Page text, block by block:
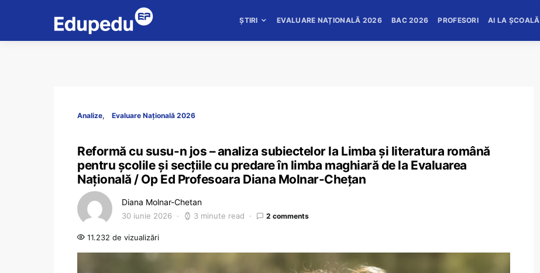
ȘTIRI EVALUARE NAȚIONALĂ 2026 BAC 2026 PROFESORI AI LA ȘCOALĂ
Analize Evaluare Națională 2026
Reformă cu susu-n jos – analiza subiectelor la Limba și literatura română
pentru școlile și secțiile cu predare în limba maghiară de la Evaluarea
Națională / Op Ed Profesoara Diana Molnar-Chețan
Diana Molnar-Chetan
30 iunie 2026 3 minute read 2 comments
11.232 de vizualizări